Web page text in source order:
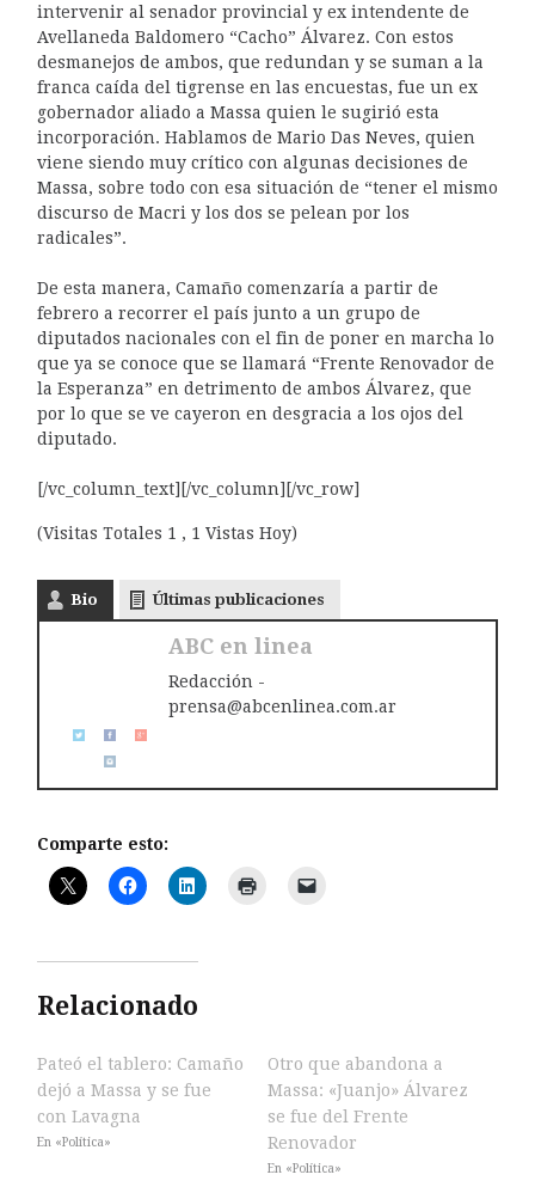
intervenir al senador provincial y ex intendente de
Avellaneda Baldomero “Cacho” Álvarez. Con estos
desmanejos de ambos, que redundan y se suman a la
franca caída del tigrense en las encuestas, fue un ex
gobernador aliado a Massa quien le sugirió esta
incorporación. Hablamos de Mario Das Neves, quien
viene siendo muy crítico con algunas decisiones de
Massa, sobre todo con esa situación de “tener el mismo
discurso de Macri y los dos se pelean por los
radicales”.
De esta manera, Camaño comenzaría a partir de
febrero a recorrer el país junto a un grupo de
diputados nacionales con el fin de poner en marcha lo
que ya se conoce que se llamará “Frente Renovador de
la Esperanza” en detrimento de ambos Álvarez, que
por lo que se ve cayeron en desgracia a los ojos del
diputado.
[/vc_column_text][/vc_column][/vc_row]
(Visitas Totales 1 , 1 Vistas Hoy)
Bio Últimas publicaciones
ABC en linea
Redacción -
prensa@abcenlinea.com.ar
Comparte esto:
Relacionado
Pateó el tablero: Camaño
dejó a Massa y se fue
con Lavagna
En «Política»
Otro que abandona a
Massa: «Juanjo» Álvarez
se fue del Frente
Renovador
En «Política»